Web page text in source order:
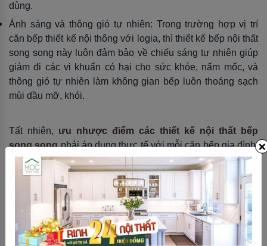
dùng.
Ánh sáng và thông gió tự nhiên: Trong trường hợp vị trí
căn bếp thiết kế nội thông với logia, thì thiết kế bếp nội thất
song song này luôn đảm bảo về chiếu sáng tự nhiên giúp
giảm đi các vi khuẩn có hại cho sức khỏe, nấm mốc, và
thông gió tự nhiên làm không gian bếp luôn thoáng sạch
mùi dầu mỡ, khói.
Tất nhiên, ưu nhược điểm các thiết kế nội thất bếp
song songphải áp dụng thực tế với mỗi căn bếp gia đình.
Và khi đó Mộc Tinh Hoa chúng tôi sẽ giúp căn bếp gia đình
bạn phát huy các ưu điểm cao nhất có thể.
3. Nhược điểm
×